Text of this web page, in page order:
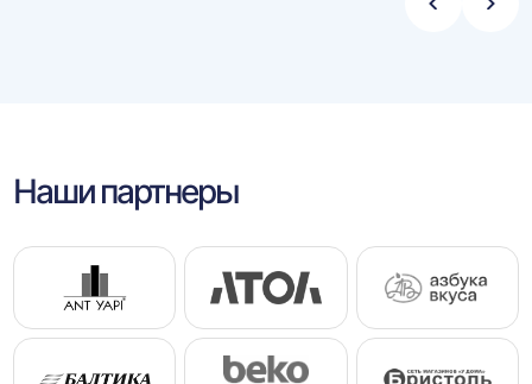
Стрелка
Наши партнеры